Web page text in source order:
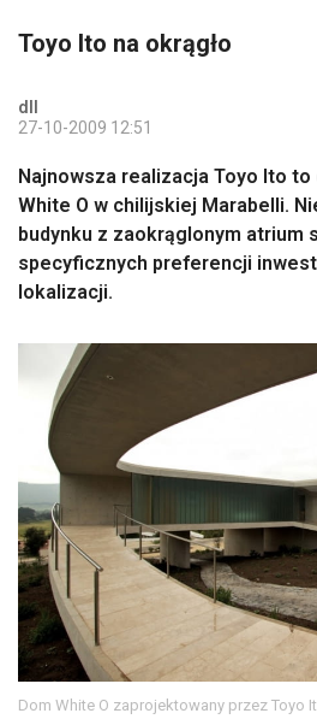
Toyo Ito na okrągło
dll
27-10-2009 12:51
Najnowsza realizacja Toyo Ito
White O w chilijskiej Marabelli.
budynku z zaokrąglonym atrium
specyficznych preferencji
lokalizacji.
Dom White O zaprojektowany przez Toyo